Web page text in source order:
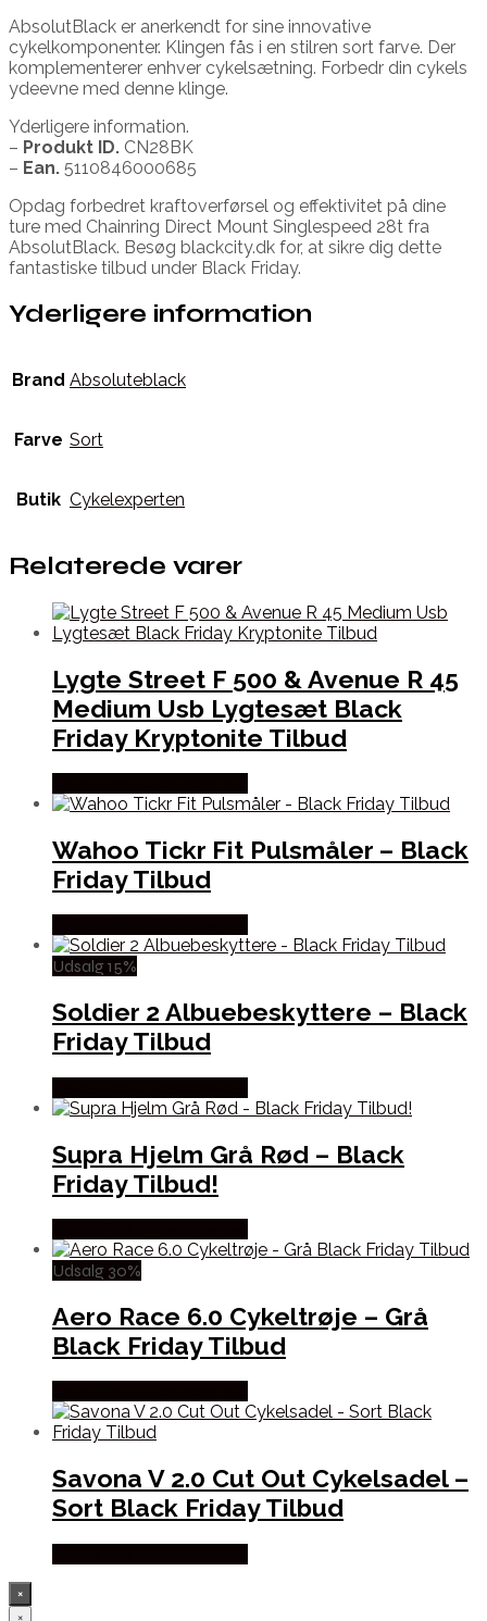
AbsolutBlack er anerkendt for sine innovative
cykelkomponenter. Klingen fås i en stilren sort farve. Der
komplementerer enhver cykelsætning. Forbedr din cykels
ydeevne med denne klinge.
Yderligere information.
– Produkt ID. CN28BK
– Ean. 5110846000685
Opdag forbedret kraftoverførsel og effektivitet på dine
ture med Chainring Direct Mount Singlespeed 28t fra
AbsolutBlack. Besøg blackcity.dk for, at sikre dig dette
fantastiske tilbud under Black Friday.
Yderligere information
Brand Absoluteblack
Farve Sort
Butik Cykelexperten
Relaterede varer
Lygte Street F 500 & Avenue R 45
Medium Usb Lygtesæt Black
Friday Kryptonite Tilbud
Wahoo Tickr Fit Pulsmåler – Black
Friday Tilbud
Udsalg 15%
Soldier 2 Albuebeskyttere – Black
Friday Tilbud
Supra Hjelm Grå Rød – Black
Friday Tilbud!
Udsalg 30%
Aero Race 6.0 Cykeltrøje – Grå
Black Friday Tilbud
Savona V 2.0 Cut Out Cykelsadel –
Sort Black Friday Tilbud
×
×